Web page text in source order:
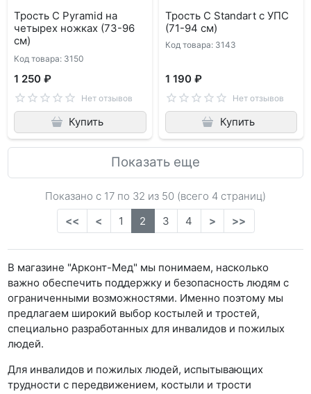
Трость C Pyramid на
четырех ножках (73-96
см)
Код товара: 3150
1 250 ₽
Нет отзывов
Купить
Трость C Standart с УПС
(71-94 см)
Код товара: 3143
1 190 ₽
Нет отзывов
Купить
Показать еще
Показано с 17 по 32 из 50 (всего 4 страниц)
<<
< 1 2 3 4 > >>
В магазине "Арконт-Мед" мы понимаем, насколько
важно обеспечить поддержку и безопасность людям с
ограниченными возможностями. Именно поэтому мы
предлагаем широкий выбор костылей и тростей,
специально разработанных для инвалидов и пожилых
людей.
Для инвалидов и пожилых людей, испытывающих
трудности с передвижением, костыли и трости